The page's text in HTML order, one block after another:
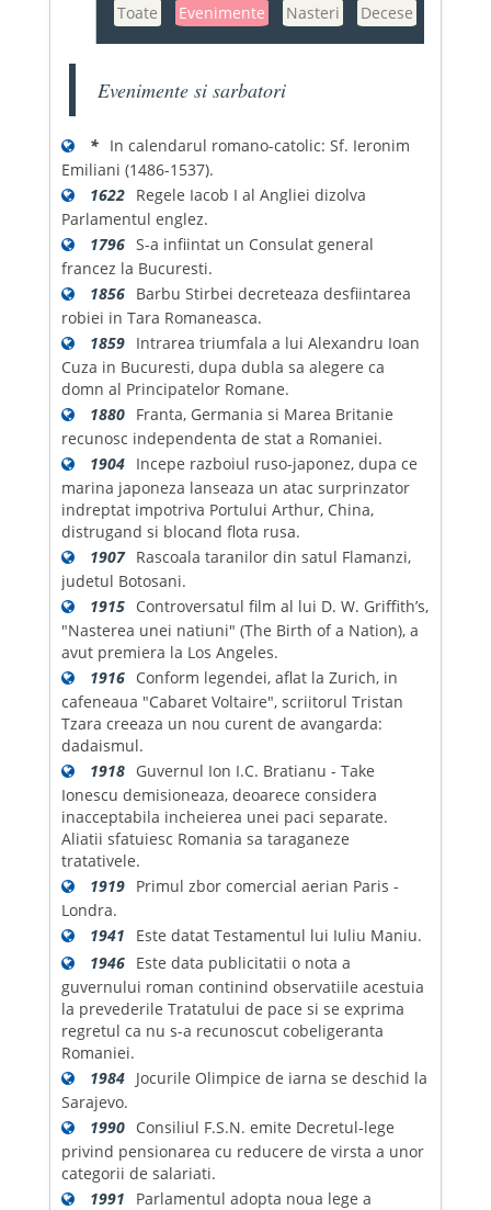
Toate Evenimente Nasteri Decese
Evenimente si sarbatori
* In calendarul romano-catolic: Sf. Ieronim
Emiliani (1486-1537).
1622 Regele Iacob I al Angliei dizolva
Parlamentul englez.
1796 S-a infiintat un Consulat general
francez la Bucuresti.
1856 Barbu Stirbei decreteaza desfiintarea
robiei in Tara Romaneasca.
1859 Intrarea triumfala a lui Alexandru Ioan
Cuza in Bucuresti, dupa dubla sa alegere ca
domn al Principatelor Romane.
1880 Franta, Germania si Marea Britanie
recunosc independenta de stat a Romaniei.
1904 Incepe razboiul ruso-japonez, dupa ce
marina japoneza lanseaza un atac surprinzator
indreptat impotriva Portului Arthur, China,
distrugand si blocand flota rusa.
1907 Rascoala taranilor din satul Flamanzi,
judetul Botosani.
1915 Controversatul film al lui D. W. Griffith’s,
"Nasterea unei natiuni" (The Birth of a Nation), a
avut premiera la Los Angeles.
1916 Conform legendei, aflat la Zurich, in
cafeneaua "Cabaret Voltaire", scriitorul Tristan
Tzara creeaza un nou curent de avangarda:
dadaismul.
1918 Guvernul Ion I.C. Bratianu - Take
Ionescu demisioneaza, deoarece considera
inacceptabila incheierea unei paci separate.
Aliatii sfatuiesc Romania sa taraganeze
tratativele.
1919 Primul zbor comercial aerian Paris -
Londra.
1941
Este datat Testamentul lui Iuliu Maniu.
1946 Este data publicitatii o nota a
guvernului roman continind observatiile acestuia
la prevederile Tratatului de pace si se exprima
regretul ca nu s-a recunoscut cobeligeranta
Romaniei.
1984 Jocurile Olimpice de iarna se deschid la
Sarajevo.
1990 Consiliul F.S.N. emite Decretul-lege
privind pensionarea cu reducere de virsta a unor
categorii de salariati.
1991
Parlamentul adopta noua lege a